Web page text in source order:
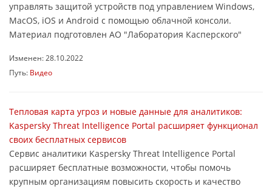
управлять защитой устройств под управлением Windows,
MacOS, iOS и Android с помощью облачной консоли.
Материал подготовлен АО "Лаборатория Касперского"
Изменен: 28.10.2022
Путь: Видео
Тепловая карта угроз и новые данные для аналитиков:
Kaspersky Threat Intelligence Portal расширяет функционал
своих бесплатных сервисов
Сервис аналитики Kaspersky Threat Intelligence Portal
расширяет бесплатные возможности, чтобы помочь
крупным организациям повысить скорость и качество